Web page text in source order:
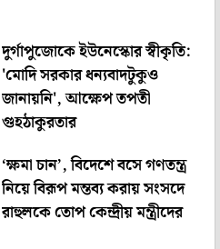
দুর্গাপুজোকে ইউনেস্কোর স্বীকৃতি:
'মোদি সরকার ধন্যবাদটুকুও
জানায়নি', আক্ষেপ তপতী
গুহঠাকুরতার
‘ক্ষমা চান’, বিদেশে বসে গণতন্ত্র
নিয়ে বিরূপ মন্তব্য করায় সংসদে
রাহুলকে তোপ কেন্দ্রীয় মন্ত্রীদের